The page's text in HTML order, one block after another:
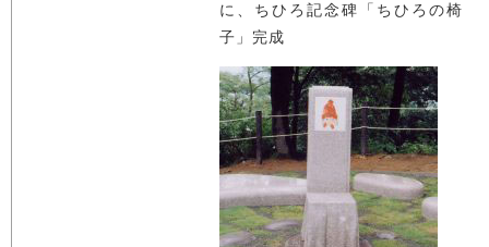
に、ちひろ記念碑「ちひろの椅
子」完成